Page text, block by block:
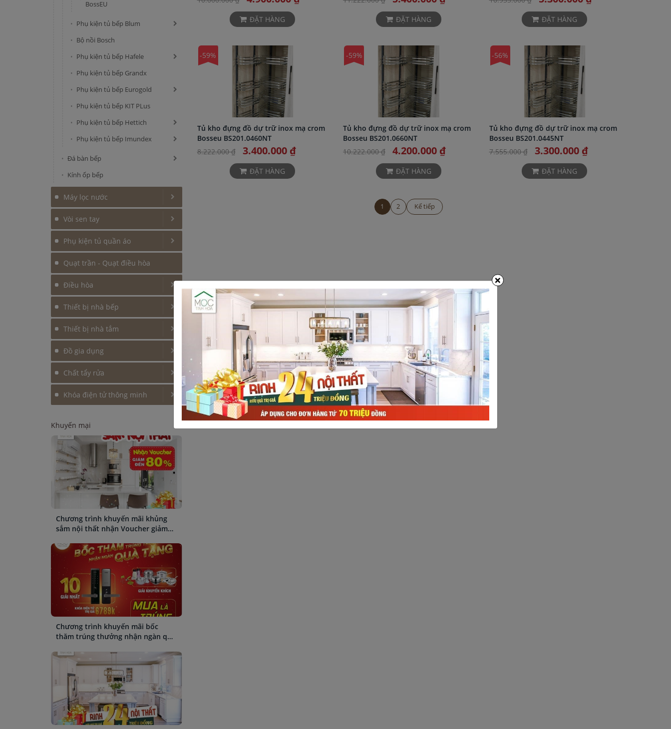
BossEU
Phụ kiện tủ bếp Blum
Bộ nồi Bosch
Phụ kiện tủ bếp Hafele
Phụ kiện tủ bếp Grandx
Phụ kiện tủ bếp Eurogold
Phụ kiện tủ bếp KIT PLus
Phụ kiện tủ bếp Hettich
Phụ kiện tủ bếp Imundex
Đá bàn bếp
Kính ốp bếp
Máy lọc nước
Vòi sen tay
Phụ kiện tủ quần áo
Quạt trần - Quạt điều hòa
Điều hòa
Thiết bị nhà bếp
Thiết bị nhà tắm
Đồ gia dụng
Chất tẩy rửa
Khóa điện tử thông minh
Khuyến mại
Chương trình khuyến mãi khủng
sắm nội thất nhận Voucher giảm
Chương trình khuyến mãi bốc
thăm trúng thưởng nhận ngàn quà
ĐẶT HÀNG ĐẶT HÀNG ĐẶT HÀNG
-59%
Tủ kho đựng đồ dự trữ inox mạ crom
Bosseu BS201.0460NT
8.222.000 ₫
3.400.000 ₫
ĐẶT HÀNG
-59%
Tủ kho đựng đồ dự trữ inox mạ crom
Bosseu BS201.0660NT
10.222.000 ₫
4.200.000 ₫
ĐẶT HÀNG
-56%
Tủ kho đựng đồ dự trữ inox mạ crom
Bosseu BS201.0445NT
7.555.000 ₫
3.300.000 ₫
ĐẶT HÀNG
1 2 Kế tiếp
×